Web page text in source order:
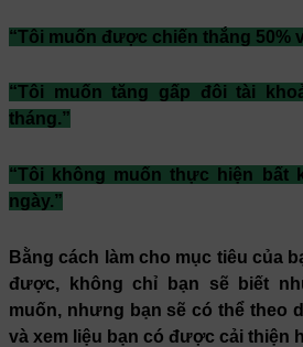
“Tôi muốn được chiến thắng 50%
“Tôi muốn tăng gấp đôi tài
tháng.”
“Tôi không muốn thực hiện bất
ngày.”
Bằng cách làm cho mục tiêu của
được, không chỉ bạn sẽ biết
muốn, nhưng bạn sẽ có thể theo
và xem liệu bạn có được cải thiện